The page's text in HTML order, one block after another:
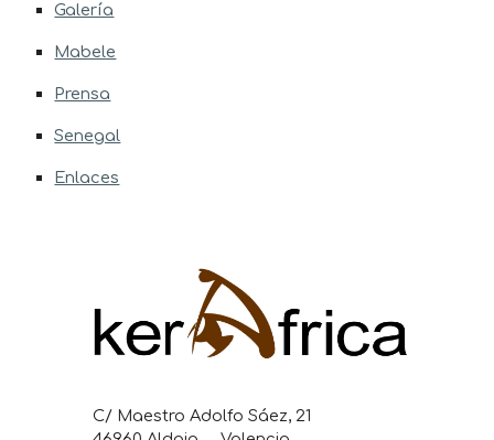
Galería
Mabele
Prensa
Senegal
Enlaces
C/ Maestro Adolfo Sáez, 21